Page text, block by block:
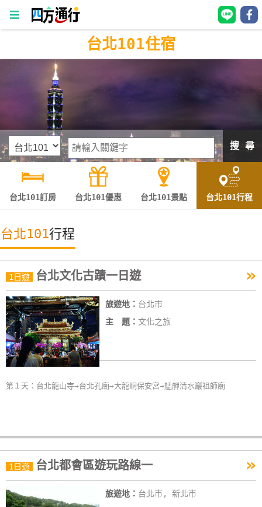
四
房
灣
訂
房
直接跟飯店訂房HOT
特
色
民
宿
全
租
帶
玩
台北101住宿
搜 尋
台北101訂房 台北101優惠 台北101景點 台北101行程
台北101行程
1日遊 台北文化古蹟一日遊 »
旅遊地： 台北市
主 題： 文化之旅
第１天：台北龍山寺→台北孔廟→大龍峒保安宮→艋舺清水巖祖師廟
1日遊 台北都會區遊玩路線一 »
旅遊地： 台北市, 新北市